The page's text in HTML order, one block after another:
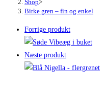
Shop>
Birke gren – fin og enkel
Forrige produkt
Næste produkt